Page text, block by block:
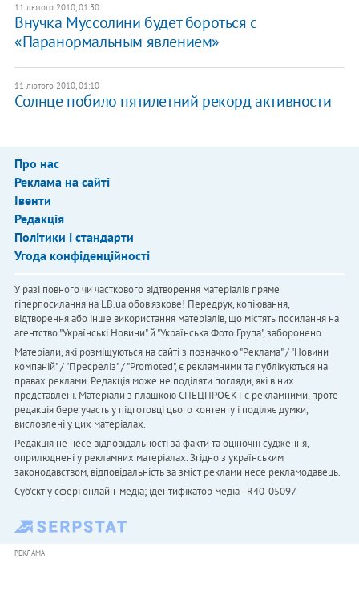
11 лютого 2010, 01:30
Внучка Муссолини будет бороться с
«Паранормальным явлением»
11 лютого 2010, 01:10
Солнце побило пятилетний рекорд активности
Про нас
Реклама на сайті
Івенти
Редакція
Політики і стандарти
Угода конфіденційності
У разі повного чи часткового відтворення матеріалів пряме
гіперпосилання на LB.ua обов'язкове! Передрук, копіювання,
відтворення або інше використання матеріалів, що містять посилання на
агентство "Українськi Новини" й "Українська Фото Група", заборонено.
Матеріали, які розміщуються на сайті з позначкою "Реклама" / "Новини
компаній" / "Пресреліз" / "Promoted", є рекламними та публікуються на
правах реклами. Редакція може не поділяти погляди, які в них
представлені. Матеріали з плашкою СПЕЦПРОЄКТ є рекламними, проте
редакція бере участь у підготовці цього контенту і поділяє думки,
висловлені у цих матеріалах.
Редакція не несе відповідальності за факти та оціночні судження,
оприлюднені у рекламних матеріалах. Згідно з українським
законодавством, відповідальність за зміст реклами несе рекламодавець.
Cуб'єкт у сфері онлайн-медіа; ідентифікатор медіа - R40-05097
РЕКЛАМА